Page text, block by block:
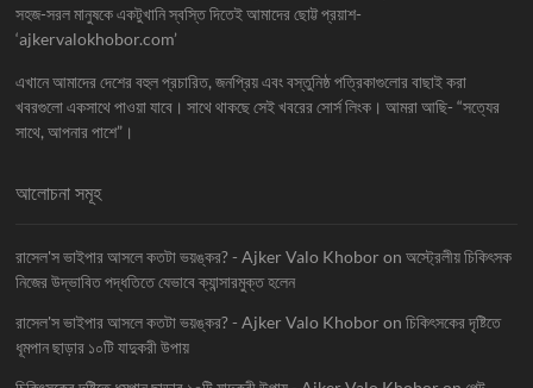
সহজ-সরল মানুষকে একটুখানি স্বস্তি দিতেই আমাদের ছোট্ট প্রয়াশ-
‘ajkervalokhobor.com’
এখানে আমাদের দেশের বহুল প্রচারিত, জনপ্রিয় এবং বস্তুনিষ্ঠ পত্রিকাগুলোর বাছাই করা
খবরগুলো একসাথে পাওয়া যাবে। সাথে থাকছে সেই খবরের সোর্স লিংক। আমরা আছি- “সত্যের
সাথে, আপনার পাশে”।
আলোচনা সমূহ
রাসেল'স ভাইপার আসলে কতটা ভয়ঙ্কর? - Ajker Valo Khobor onঅস্ট্রেলীয় চিকিৎসক
নিজের উদ্ভাবিত পদ্ধতিতে যেভাবে ক্যান্সারমুক্ত হলেন
রাসেল'স ভাইপার আসলে কতটা ভয়ঙ্কর? - Ajker Valo Khobor onচিকিৎসকের দৃষ্টিতে
ধূমপান ছাড়ার ১০টি যাদুকরী উপায়